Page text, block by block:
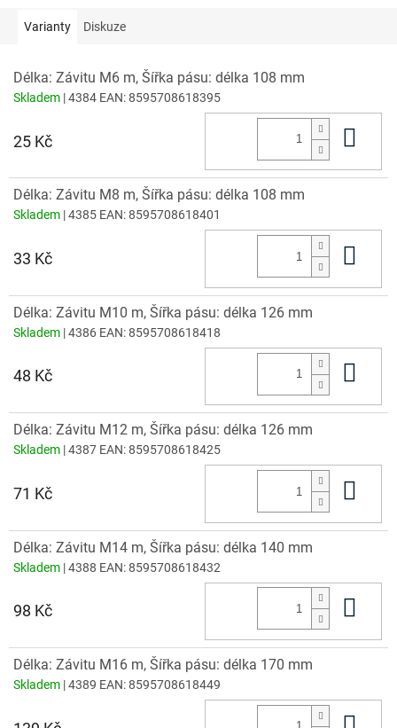
Varianty Diskuze
Délka: Závitu M6 m, Šířka pásu: délka 108 mm
Skladem | 4384 EAN:8595708618395
25 Kč
Délka: Závitu M8 m, Šířka pásu: délka 108 mm
Skladem | 4385 EAN:8595708618401
33 Kč
Délka: Závitu M10 m, Šířka pásu: délka 126 mm
Skladem | 4386 EAN:8595708618418
48 Kč
Délka: Závitu M12 m, Šířka pásu: délka 126 mm
Skladem | 4387 EAN:8595708618425
71 Kč
Délka: Závitu M14 m, Šířka pásu: délka 140 mm
Skladem | 4388 EAN:8595708618432
98 Kč
Délka: Závitu M16 m, Šířka pásu: délka 170 mm
Skladem | 4389 EAN:8595708618449